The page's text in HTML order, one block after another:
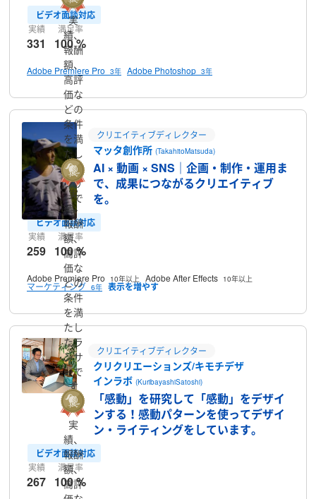
ビデオ面談対応
実績
331
満足率
100 %
Adobe Premiere Pro 3年 Adobe Photoshop 3年
実
績、
報酬
額、
高評
価な
どの
条件
を満
たし
たラ
ンサ
ーで
す
クリエイティブディレクター
マッタ創作所(TakahitoMatsuda)
AI × 動画 × SNS｜企画・制作・運用ま
で、成果につながるクリエイティブ
を。
ビデオ面談対応
実績
259
満足率
100 %
Adobe Premiere Pro 10年以上 Adobe After Effects 10年以上
マーケティング 6年
実
績、
報酬
額、
高評
価な
どの
条件
を満
たし
たラ
ンサ
ーで
す
クリエイティブディレクター
クリクリエーションズ/キモチデザ
インラボ(KuribayashiSatoshi)
「感動」を研究して「感動」をデザイ
ンする！感動パターンを使ってデザイ
ン・ライティングをしています。
ビデオ面談対応
実績
267
満足率
100 %
実
績、
報酬
額、
高評